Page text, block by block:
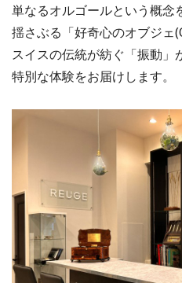
単なるオルゴールという概念
揺さぶる「好奇心のオブジェ
スイスの伝統が紡ぐ「振動」
特別な体験をお届けします。